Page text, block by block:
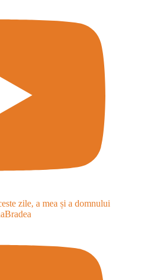
zile, a mea și a domnului